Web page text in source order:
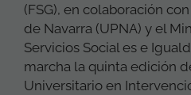
(FSG), en colaboración
de Navarra (UPNA) y el
Servicios Social es e
marcha la quinta edición
Universitario en